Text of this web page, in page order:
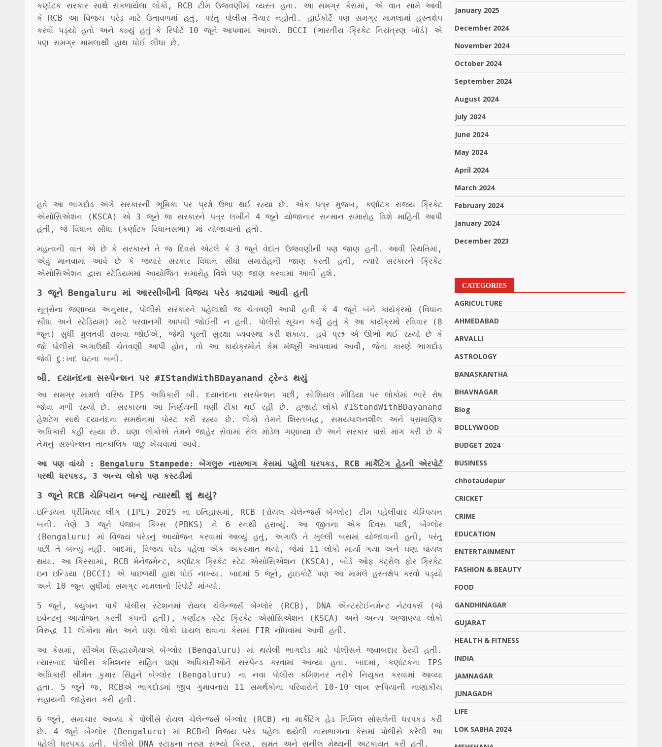
કર્ણાટક સરકાર સાથે સંકળાયેલા લોકો, RCB ટીમ ઉજવણીમાં વ્યસ્ત હતા. આ સમગ્ર કેસમાં, એ વાત સામે આવી
કે RCB આ વિજય પરેડ માટે ઉતાવળમાં હતું, પરંતુ પોલીસ તૈયાર નહોતી. હાઈકોર્ટે પણ સમગ્ર મામલામાં હસ્તક્ષેપ
કરવો પડ્યો હતો અને કહ્યું હતું કે રિપોર્ટ 10 જૂને આપવામાં આવશે. BCCI (ભારતીય ક્રિકેટ નિયંત્રણ બોર્ડ) એ
પણ સમગ્ર મામલાથી હાથ ધોઈ લીધા છે.
હવે આ ભાગદોડ અંગે સરકારની ભૂમિકા પર પ્રશ્નો ઉભા થઈ રહ્યા છે. એક પત્ર મુજબ, કર્ણાટક રાજ્ય ક્રિકેટ
એસોસિએશન (KSCA) એ 3 જૂને જ સરકારને પત્ર લખીને 4 જૂને યોજાનાર સન્માન સમારોહ વિશે માહિતી આપી
હતી, જે વિધાન સૌધા (કર્ણાટક વિધાનસભા) માં યોજાવાનો હતો.
મહત્વની વાત એ છે કે સરકારને તે જ દિવસે એટલે કે 3 જૂને વેદાંત ઉજવણીની પણ જાણ હતી. આવી સ્થિતિમાં,
એવું માનવામાં આવે છે કે જ્યારે સરકાર વિધાન સૌધા સમારોહની જાણ કરતી હતી, ત્યારે સરકારને ક્રિકેટ
એસોસિએશન દ્વારા સ્ટેડિયમમાં આયોજિત સમારોહ વિશે પણ જાણ કરવામાં આવી હશે.
3 જૂને Bengaluru માં આરસીબીની વિજય પરેડ કાઢવામાં આવી હતી
સૂત્રોના જણાવ્યા અનુસાર, પોલીસે સરકારને પહેલાથી જ ચેતવણી આપી હતી કે 4 જૂને બંને કાર્યક્રમો (વિધાન
સૌધા અને સ્ટેડિયમ) માટે પરવાનગી આપવી જોઈતી ન હતી. પોલીસે સૂચન કર્યું હતું કે આ કાર્યક્રમો રવિવાર (8
જૂન) સુધી મુલતવી રાખવા જોઈએ, જેથી પૂરતી સુરક્ષા વ્યવસ્થા કરી શકાય. હવે પ્રશ્ન એ ઊભો થઈ રહ્યો છે કે
જો પોલીસે અગાઉથી ચેતવણી આપી હોત, તો આ કાર્યક્રમોને કેમ મંજૂરી આપવામાં આવી, જેના કારણે ભાગદોડ
જેવી દુ:ખદ ઘટના બની.
બી. દયાનંદના સસ્પેન્શન પર #IStandWithBDayanand ટ્રેન્ડ થયું
આ સમગ્ર મામલે વરિષ્ઠ IPS અધિકારી બી. દયાનંદના સસ્પેન્શન પછી, સોશિયલ મીડિયા પર લોકોમાં ભારે રોષ
જોવા મળી રહ્યો છે. સરકારના આ નિર્ણયની ઘણી ટીકા થઈ રહી છે. હજારો લોકો #IStandWithBDayanand
હેશટેગ સાથે દયાનંદના સમર્થનમાં પોસ્ટ કરી રહ્યા છે. લોકો તેમને શિસ્તબદ્ધ, સમયપાલનશીલ અને પ્રામાણિક
અધિકારી કહી રહ્યા છે. ઘણા લોકોએ તેમને જાહેર સેવામાં રોલ મોડેલ ગણાવ્યા છે અને સરકાર પાસે માંગ કરી છે કે
તેમનું સસ્પેન્શન તાત્કાલિક પાછું ખેંચવામાં આવે.
આ પણ વાંચો : Bengaluru Stampede: બેંગલુરુ નાસભાગ કેસમાં પહેલી ધરપકડ, RCB માર્કેટિંગ હેડની એરપોર્ટ
પરથી ધરપકડ, 3 અન્ય લોકો પણ કસ્ટડીમાં
3 જૂને RCB ચેમ્પિયન બન્યું ત્યારથી શું થયું?
ઇન્ડિયન પ્રીમિયર લીગ (IPL) 2025 ના ઇતિહાસમાં, RCB (રોયલ ચેલેન્જર્સ બેંગ્લોર) ટીમ પહેલીવાર ચેમ્પિયન
બની. તેણે 3 જૂને પંજાબ કિંગ્સ (PBKS) ને 6 રનથી હરાવ્યું. આ જીતના એક દિવસ પછી, બેંગ્લોર
(Bengaluru) માં વિજય પરેડનું આયોજન કરવામાં આવ્યું હતું, અગાઉ તે ખુલ્લી બસમાં યોજાવાની હતી, પરંતુ
પછી તે બન્યું નહીં. બાદમાં, વિજય પરેડ પહેલા એક અકસ્માત થયો, જેમાં 11 લોકો માર્યા ગયા અને ઘણા ઘાયલ
થયા. આ કિસ્સામાં, RCB મેનેજમેન્ટ, કર્ણાટક ક્રિકેટ સ્ટેટ એસોસિએશન (KSCA), બોર્ડ ઓફ કંટ્રોલ ફોર ક્રિકેટ
ઇન ઇન્ડિયા (BCCI) એ પાછળથી હાથ ધોઈ નાખ્યા. બાદમાં 5 જૂને, હાઇકોર્ટે પણ આ મામલે હસ્તક્ષેપ કરવો પડ્યો
અને 10 જૂન સુધીમાં સમગ્ર મામલાનો રિપોર્ટ માંગ્યો.
5 જૂને, ક્યુબન પાર્ક પોલીસ સ્ટેશનમાં રોયલ ચેલેન્જર્સ બેંગ્લોર (RCB), DNA એન્ટરટેઈનમેન્ટ નેટવર્ક્સ (જે
ઇવેન્ટનું આયોજન કરતી કંપની હતી), કર્ણાટક સ્ટેટ ક્રિકેટ એસોસિએશન (KSCA) અને અન્ય અજાણ્યા લોકો
વિરુદ્ધ 11 લોકોના મોત અને ઘણા લોકો ઘાયલ થવાના કેસમાં FIR નોંધવામાં આવી હતી.
આ કેસમાં, સીએમ સિદ્ધારમૈયાએ બેંગ્લોર (Bengaluru) માં થયેલી ભાગદોડ માટે પોલીસને જવાબદાર ઠેરવી હતી.
ત્યારબાદ પોલીસ કમિશનર સહિત ઘણા અધિકારીઓને સસ્પેન્ડ કરવામાં આવ્યા હતા. બાદમાં, કર્ણાટકના IPS
અધિકારી સીમંત કુમાર સિંહને બેંગ્લોર (Bengaluru) ના નવા પોલીસ કમિશનર તરીકે નિયુક્ત કરવામાં આવ્યા
હતા. 5 જૂને જ, RCBએ ભાગદોડમાં જીવ ગુમાવનારા 11 સમર્થકોના પરિવારોને 10-10 લાખ રૂપિયાની નાણાકીય
સહાયની જાહેરાત કરી હતી.
6 જૂને, સમાચાર આવ્યા કે પોલીસે રોયલ ચેલેન્જર્સ બેંગ્લોર (RCB) ના માર્કેટિંગ હેડ નિખિલ સોસલેની ધરપકડ કરી
છે. 4 જૂને બેંગ્લોર (Bengaluru) માં RCBની વિજય પરેડ પહેલા થયેલી નાસભાગના કેસમાં પોલીસે કરેલી આ
પહેલી ધરપકડ હતી. પોલીસે DNA સ્ટાફના ત્રણ સભ્યો કિરણ, સુમંત અને સુનીલ મેથ્યુની અટકાયત કરી હતી.
January 2025
December 2024
November 2024
October 2024
September 2024
August 2024
July 2024
June 2024
May 2024
April 2024
March 2024
February 2024
January 2024
December 2023
CATEGORIES
AGRICULTURE
AHMEDABAD
ARVALLI
ASTROLOGY
BANASKANTHA
BHAVNAGAR
Blog
BOLLYWOOD
BUDGET 2024
BUSINESS
chhotaudepur
CRICKET
CRIME
EDUCATION
ENTERTAINMENT
FASHION & BEAUTY
FOOD
GANDHINAGAR
GUJARAT
HEALTH & FITNESS
INDIA
JAMNAGAR
JUNAGADH
LIFE
LOK SABHA 2024